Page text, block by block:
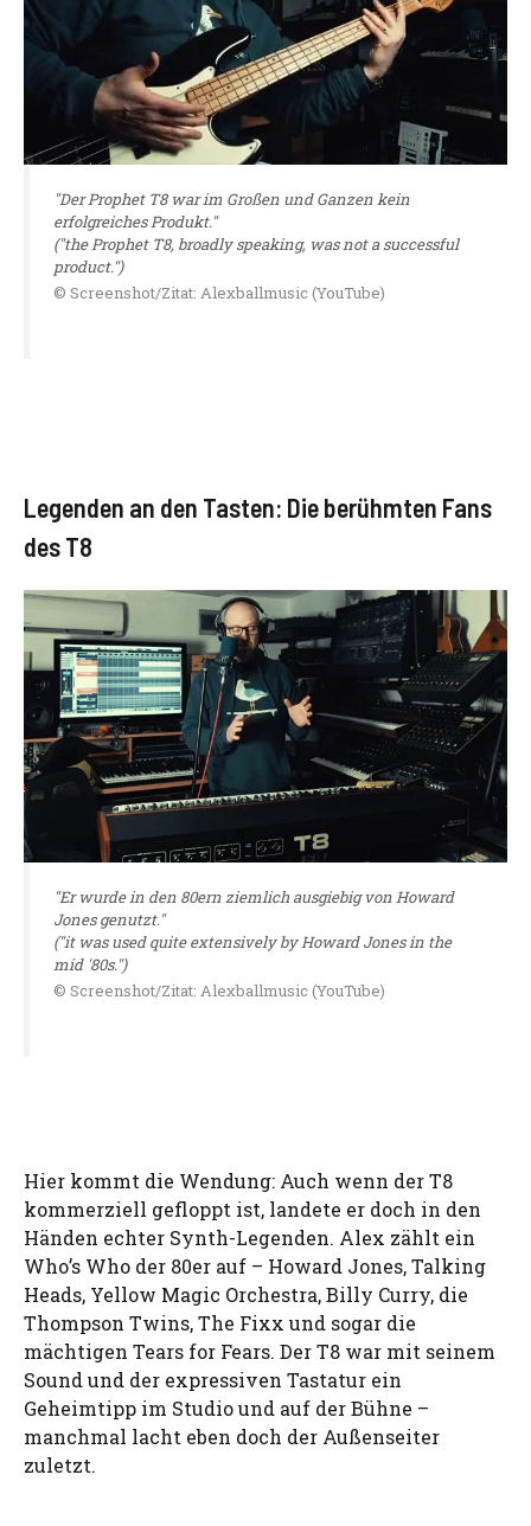
"Der Prophet T8 war im Großen und Ganzen kein
erfolgreiches Produkt."
("the Prophet T8, broadly speaking, was not a successful
product.")
© Screenshot/Zitat: Alexballmusic (YouTube)
Legenden an den Tasten: Die berühmten Fans
des T8
"Er wurde in den 80ern ziemlich ausgiebig von Howard
Jones genutzt."
("it was used quite extensively by Howard Jones in the
mid '80s.")
© Screenshot/Zitat: Alexballmusic (YouTube)
Hier kommt die Wendung: Auch wenn der T8
kommerziell gefloppt ist, landete er doch in den
Händen echter Synth-Legenden. Alex zählt ein
Who’s Who der 80er auf – Howard Jones, Talking
Heads, Yellow Magic Orchestra, Billy Curry, die
Thompson Twins, The Fixx und sogar die
mächtigen Tears for Fears. Der T8 war mit seinem
Sound und der expressiven Tastatur ein
Geheimtipp im Studio und auf der Bühne –
manchmal lacht eben doch der Außenseiter
zuletzt.